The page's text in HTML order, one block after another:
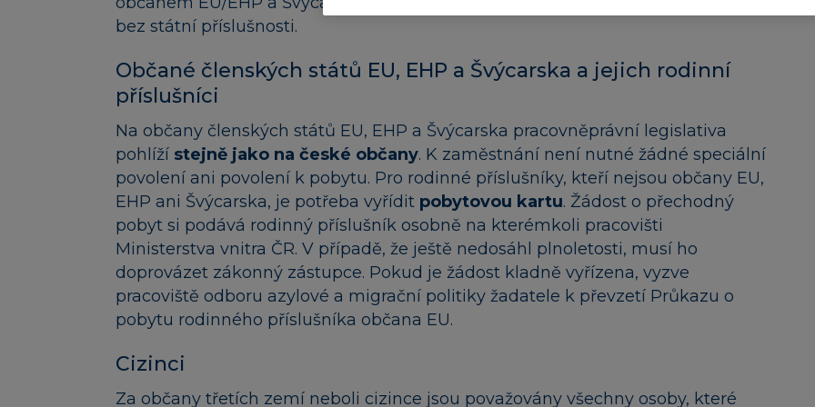
bez státní příslušnosti.
Občané členských států EU, EHP a Švýcarska a jejich rodinní
příslušníci
Na občany členských států EU, EHP a Švýcarska pracovněprávní legislativa
pohlíží stejně jako na české občany. K zaměstnání není nutné žádné speciální
povolení ani povolení k pobytu. Pro rodinné příslušníky, kteří nejsou občany EU,
EHP ani Švýcarska, je potřeba vyřídit pobytovou kartu. Žádost o přechodný
pobyt si podává rodinný příslušník osobně na kterémkoli pracovišti
Ministerstva vnitra ČR. V případě, že ještě nedosáhl plnoletosti, musí ho
doprovázet zákonný zástupce. Pokud je žádost kladně vyřízena, vyzve
pracoviště odboru azylové a migrační politiky žadatele k převzetí Průkazu o
pobytu rodinného příslušníka občana EU.
Cizinci
Za občany třetích zemí neboli cizince jsou považovány všechny osoby, které